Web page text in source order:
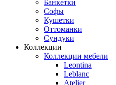
Банкетки
Софы
Кушетки
Оттоманки
Сундуки
Коллекции
Коллекции мебели
Leontina
Leblanc
Аtelier